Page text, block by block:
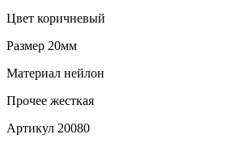
Цвет коричневый
Размер 20мм
Материал нейлон
Прочее жесткая
Артикул 20080